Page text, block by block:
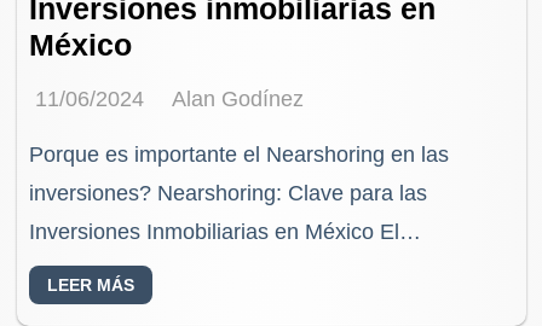
Inversiones inmobiliarias en
México
11/06/2024 Alan Godínez
Porque es importante el Nearshoring en las
inversiones? Nearshoring: Clave para las
Inversiones Inmobiliarias en México El
nearshoring, o la relocalización de la producción
cerca del mercado de consumo, se…
LEER MÁS